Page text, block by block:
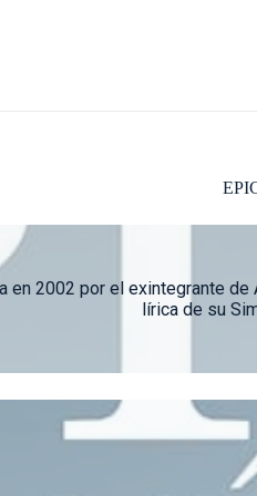
en 2002 por el exintegrante
lírica de su